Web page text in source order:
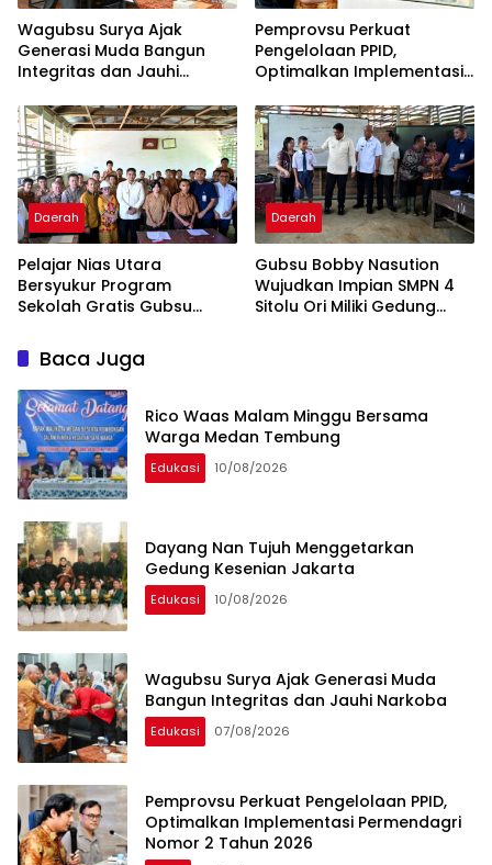
Wagubsu Surya Ajak
Generasi Muda Bangun
Integritas dan Jauhi
Pemprovsu Perkuat
Pengelolaan PPID,
Optimalkan Implementasi
Tahun 2026
Daerah
Pelajar Nias Utara
Bersyukur Program
Sekolah Gratis Gubsu
Beban Orang Tua
Daerah
Gubsu Bobby Nasution
Wujudkan Impian SMPN 4
Sitolu Ori Miliki Gedung
Baca Juga
Rico Waas Malam Minggu Bersama
Warga Medan Tembung
Edukasi 10/08/2026
Dayang Nan Tujuh Menggetarkan
Gedung Kesenian Jakarta
Edukasi 10/08/2026
Wagubsu Surya Ajak Generasi Muda
Bangun Integritas dan Jauhi Narkoba
Edukasi 07/08/2026
Pemprovsu Perkuat Pengelolaan PPID,
Optimalkan Implementasi Permendagri
Nomor 2 Tahun 2026